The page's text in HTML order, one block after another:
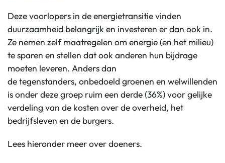
Deze voorlopers in de energietransitie vinden
duurzaamheid belangrijk en investeren er dan ook in.
Ze nemen zelf maatregelen om energie (en het milieu)
te sparen en stellen dat ook anderen hun bijdrage
moeten leveren. Anders dan
de tegenstanders, onbedoeld groenen en welwillenden
is onder deze groep ruim een derde (36%) voor gelijke
verdeling van de kosten over de overheid, het
bedrijfsleven en de burgers.
Lees hieronder meer over doeners.